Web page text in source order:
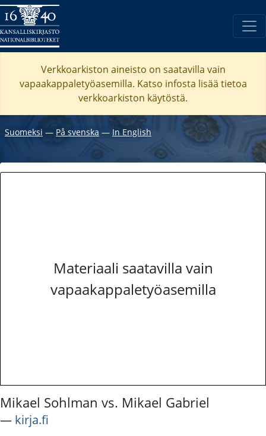
Verkkoarkiston aineisto on saatavilla vain
vapaakappaletyöasemilla. Katso infosta lisää tietoa
verkkoarkiston käytöstä.
Suomeksi ― På svenska ― In English
Materiaali saatavilla vain
vapaakappaletyöasemilla
Mikael Sohlman vs. Mikael Gabriel
― kirja.fi